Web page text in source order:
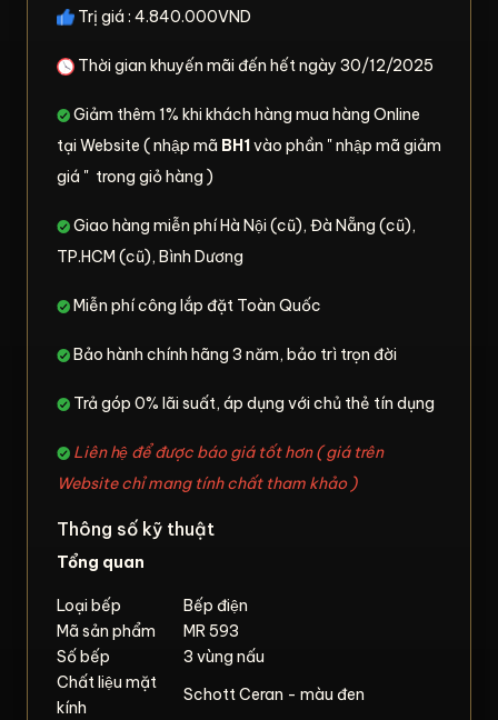
Trị giá : 4.840.000VND
Thời gian khuyến mãi đến hết ngày 30/12/2025
Giảm thêm 1% khi khách hàng mua hàng Online
tại Website ( nhập mã BH1vào phần " nhập mã giảm
giá " trong giỏ hàng )
Giao hàng miễn phí Hà Nội (cũ), Đà Nẵng (cũ),
TP.HCM (cũ), Bình Dương
Miễn phí công lắp đặt Toàn Quốc
Bảo hành chính hãng 3 năm, bảo trì trọn đời
Trả góp 0% lãi suất, áp dụng với chủ thẻ tín dụng
Liên hệ để được báo giá tốt hơn ( giá trên
Website chỉ mang tính chất tham khảo )
Thông số kỹ thuật
Tổng quan
Loại bếp
Bếp điện
Mã sản phẩm
MR 593
Số bếp
3 vùng nấu
Chất liệu mặt
kính
Schott Ceran - màu đen